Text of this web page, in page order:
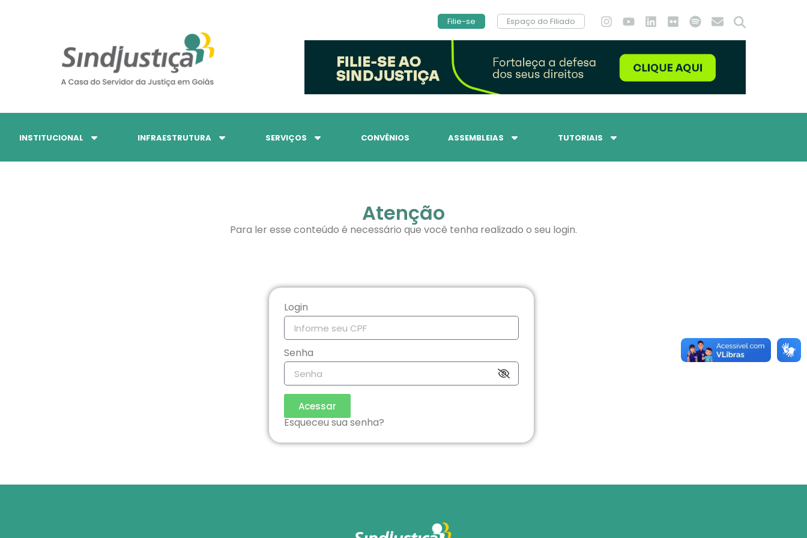
Filie-se Espaço do Filiado
INSTITUCIONAL INFRAESTRUTURA SERVIÇOS CONVÊNIOS ASSEMBLEIAS TUTORIAIS
Atenção
Para ler esse conteúdo é necessário que você tenha realizado o seu login.
Login
Senha
Acessar
Esqueceu sua senha?